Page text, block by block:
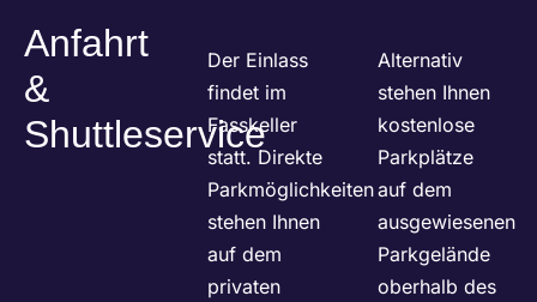
Anfahrt
&
Shuttleservice
Der Einlass
findet im
Fasskeller
statt. Direkte
Parkmöglichkeiten
stehen Ihnen
auf dem
privaten
Alternativ
stehen Ihnen
kostenlose
Parkplätze
auf dem
ausgewiesenen
Parkgelände
oberhalb des